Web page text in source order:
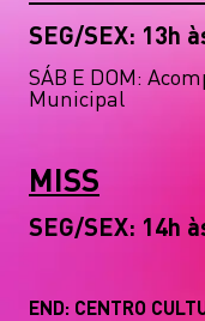
SEG/SEX: 13h
SÁB E DOM:
Municipal
MISS
SEG/SEX: 14h
END: CENTRO